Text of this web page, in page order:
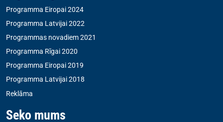
Programma Eiropai 2024
Programma Latvijai 2022
Programmas novadiem 2021
Programma Rīgai 2020
Programma Eiropai 2019
Programma Latvijai 2018
Reklāma
Seko mums